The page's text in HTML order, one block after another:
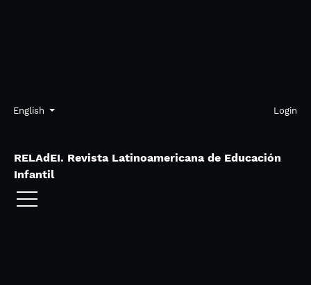
Language
English
Admin menu Login
RELAdEI. Revista Latinoamericana de Educación
Infantil